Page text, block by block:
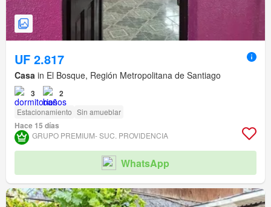
UF 2.817
Casa in El Bosque, Región Metropolitana de Santiago
3 2
Estacionamiento Sin amueblar
Hace 15 días
GRUPO PREMIUM- SUC. PROVIDENCIA
WhatsApp